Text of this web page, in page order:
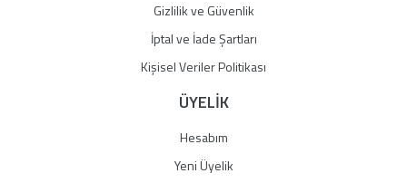
Gizlilik ve Güvenlik
İptal ve İade Şartları
Kişisel Veriler Politikası
ÜYELİK
Hesabım
Yeni Üyelik